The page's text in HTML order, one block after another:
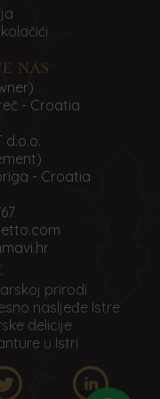
je od 16.00 do
nakon 20.00
Gost je
sati na dan
na zahtjev i
nadoplatu.
samo onaj broj
djecu, naveden u
broj kreveta,
nas
- Croatia
d.o.o.
- Croatia
prirodi
nasljeđe Istre
delicije
u Istri